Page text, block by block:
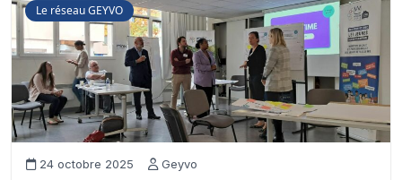
Le réseau GEYVO
24 octobre 2025 Geyvo